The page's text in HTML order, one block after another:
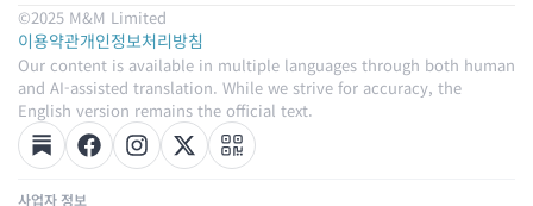
©2025 M&M Limited
이용약관개인정보처리방침
Our content is available in multiple languages through both human
and AI-assisted translation. While we strive for accuracy, the
English version remains the official text.
사업자 정보